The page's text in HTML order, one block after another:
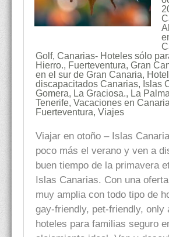
Golf, Canarias- Hoteles sólo
Hierro., Fuerteventura, Gran
en el sur de Gran Canaria,
discapacitados Canarias, Islas
Gomera, La Graciosa., La Palma
Tenerife, Vacaciones en
Fuerteventura, Viajes
Viajar en otoño – Islas
poco más el verano y ven a
buen tiempo de la primavera
Islas Canarias. Con una
muy amplia con todo tipo de
gay-friendly, pet-friendly, only
hoteles para familias seguro